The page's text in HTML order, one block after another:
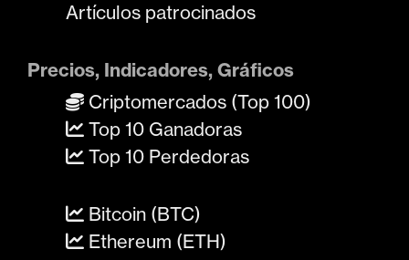
Artículos patrocinados
Precios, Indicadores, Gráficos
Criptomercados (Top 100)
Top 10 Ganadoras
Top 10 Perdedoras
Bitcoin (BTC)
Ethereum (ETH)